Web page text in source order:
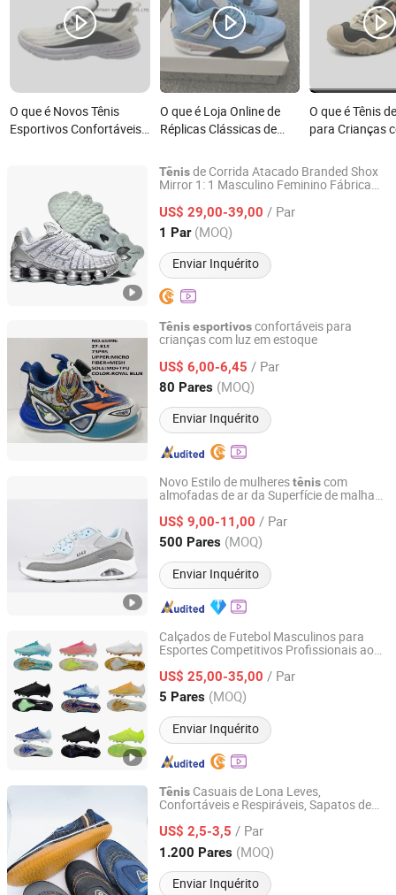
O que é Novos Tênis
Esportivos Confortáveis
Atlética
O que é Loja Online de
Réplicas Clássicas de
Designer 1: 1 Homens
Mulheres Calçados
Casuais da Moda
Estoque
O que é Tênis
para Crianças
Forro de
24r2540
Tênisde Corrida Atacado Branded Shox
Mirror 1: 1 Masculino Feminino Fábrica
Esportes
US$ 29,00-39,00 / Par
1 Par (MOQ)
Enviar Inquérito
Quanzhou Heng Wan Jia Trading Co., Ltd.
Fujian, China Desde 2026
Tênisesportivosconfortáveis para
crianças com luz em estoque
US$ 6,00-6,45 / Par
80 Pares (MOQ)
Enviar Inquérito
Jinjing Shengruixin Import And Export Co., Ltd.
Fujian, China Desde 2017
Novo Estilo de mulherestêniscom
almofadas de ar da Superfície de malha
de Treinamento detênis
US$ 9,00-11,00 / Par
500 Pares (MOQ)
Enviar Inquérito
Xiamen Mango Fashion Shoes Trade Co., Ltd
Fujian, China Desde 2021
Calçados de Futebol Masculinos para
Esportes Competitivos Profissionais ao
US$ 25,00-35,00 / Par
5 Pares (MOQ)
Enviar Inquérito
Quanzhou Feitianyue Trading Co., Ltd.
Fujian, China Desde 2026
Tênis Casuais de Lona Leves,
Confortáveis e Respiráveis, Sapatos de
US$ 2,5-3,5 / Par
1.200 Pares (MOQ)
Enviar Inquérito
Yishui County Huadong Shoes Co., Ltd
Shandong, China Desde 2024